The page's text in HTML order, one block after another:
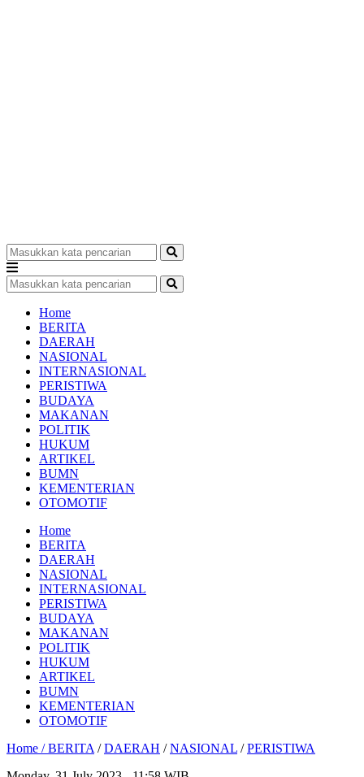
Home
BERITA
DAERAH
NASIONAL
INTERNASIONAL
PERISTIWA
BUDAYA
MAKANAN
POLITIK
HUKUM
ARTIKEL
BUMN
KEMENTERIAN
OTOMOTIF
Home
BERITA
DAERAH
NASIONAL
INTERNASIONAL
PERISTIWA
BUDAYA
MAKANAN
POLITIK
HUKUM
ARTIKEL
BUMN
KEMENTERIAN
OTOMOTIF
Home /BERITA /DAERAH /NASIONAL /PERISTIWA